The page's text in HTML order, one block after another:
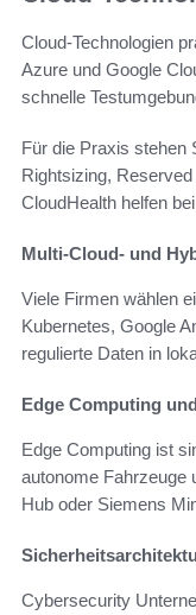
Cloud-Technologien
Azure und Google
schnelle
Für die Praxis stehen
Rightsizing,
CloudHealth helfen
Multi-Cloud- und
Viele Firmen wählen
Kubernetes, Google
regulierte Daten in
Edge Computing
Edge Computing ist
autonome Fahrzeuge
Hub oder Siemens
Cybersecurity